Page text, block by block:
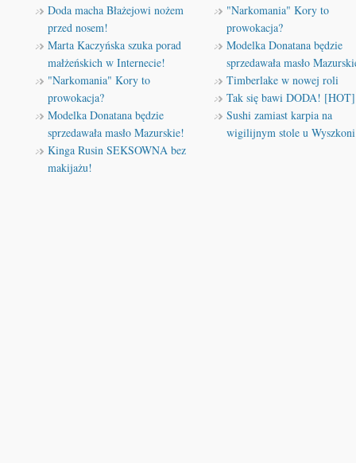
Doda macha Błażejowi nożem
przed nosem!
Marta Kaczyńska szuka porad
małżeńskich w Internecie!
"Narkomania" Kory to
prowokacja?
Modelka Donatana będzie
sprzedawała masło Mazurskie!
Kinga Rusin SEKSOWNA bez
makijażu!
"Narkomania" Kory to
prowokacja?
Modelka Donatana będzie
sprzedawała masło
Timberlake w nowej roli
Tak się bawi DODA! [HOT]
Sushi zamiast karpia na
wigilijnym stole u